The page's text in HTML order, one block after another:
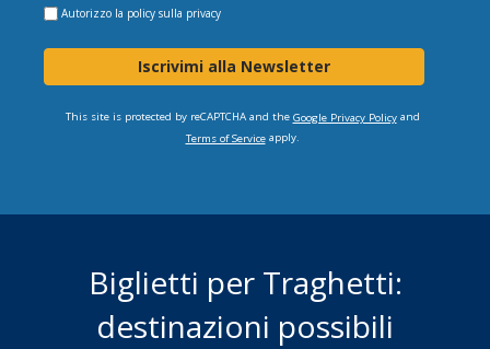
Autorizzo la policy sulla privacy
Iscrivimi alla Newsletter
This site is protected by reCAPTCHA and the Google Privacy Policyand
Terms of Serviceapply.
Biglietti per Traghetti:
destinazioni possibili